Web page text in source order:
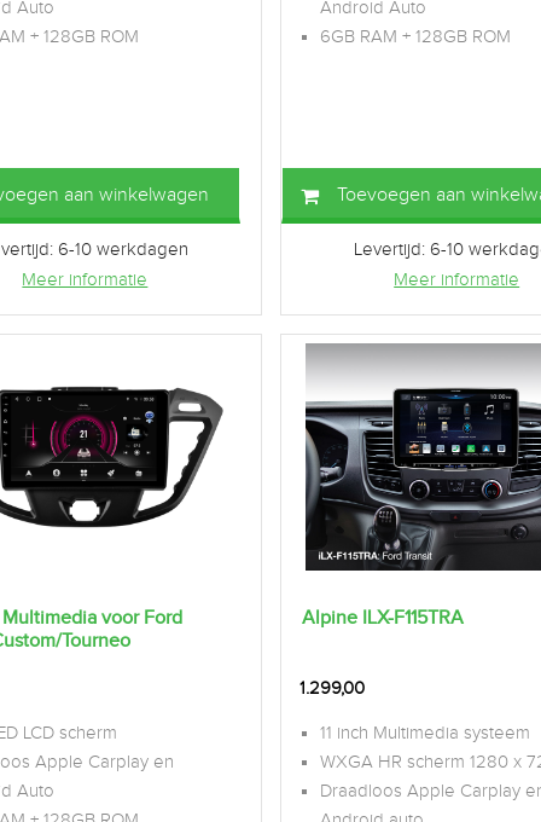
Auto
+ 128GB ROM
aan winkelwagen
6-10 werkdagen
Meer informatie
Android Auto
6GB RAM + 128GB ROM
Toevoegen aan
Levertijd: 6-10
Meer informatie
voor Ford
Tourneo
LCD scherm
Apple Carplay en
Auto
Alpine ILX-F115TRA
1.299,00
11 inch Multimedia systeem
WXGA HR scherm 1280 x
Draadloos Apple Carplay